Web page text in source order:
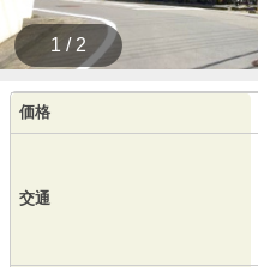
1 / 2
価格
交通